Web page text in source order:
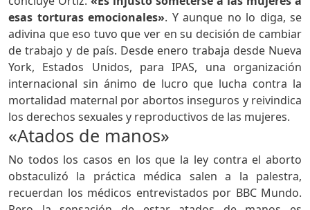
esas torturas emocionales». Y aunque no lo diga, se
adivina que eso tuvo que ver en su decisión de cambiar
de trabajo y de país. Desde enero trabaja desde Nueva
York, Estados Unidos, para IPAS, una organización
internacional sin ánimo de lucro que lucha contra la
mortalidad maternal por abortos inseguros y reivindica
los derechos sexuales y reproductivos de las mujeres.
«Atados de manos»
No todos los casos en los que la ley contra el aborto
obstaculizó la práctica médica salen a la palestra,
recuerdan los médicos entrevistados por BBC Mundo.